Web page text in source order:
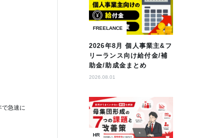
で急速に
FREELANCE
2026年8月 個人事業主&フ
リーランス向け給付金/補
助金/助成金まとめ
2026.08.01
HR